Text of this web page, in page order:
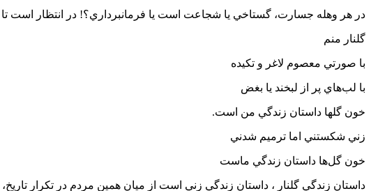
در هر وهله جسارت، گستاخي يا شجاعت است يا فرمانبرداري؟! در انتظار است تا
گلنار منم
با صورتي معصوم لاغر و تكيده
با لب‌هاي پر از لبخند يا بغض
خون گلها داستان زندگي من است.
زني شكستني اما ترميم شدني
خون گل‌ها داستان زندگي ماست
داستان زندگي گلنار ، داستان زندگي زني است از ميان همين مردم در تكرار